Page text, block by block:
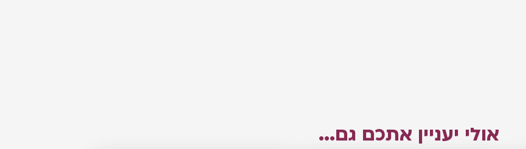
אולי יעניין אתכם גם...